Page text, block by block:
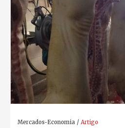
Mercados-Economia Artigo